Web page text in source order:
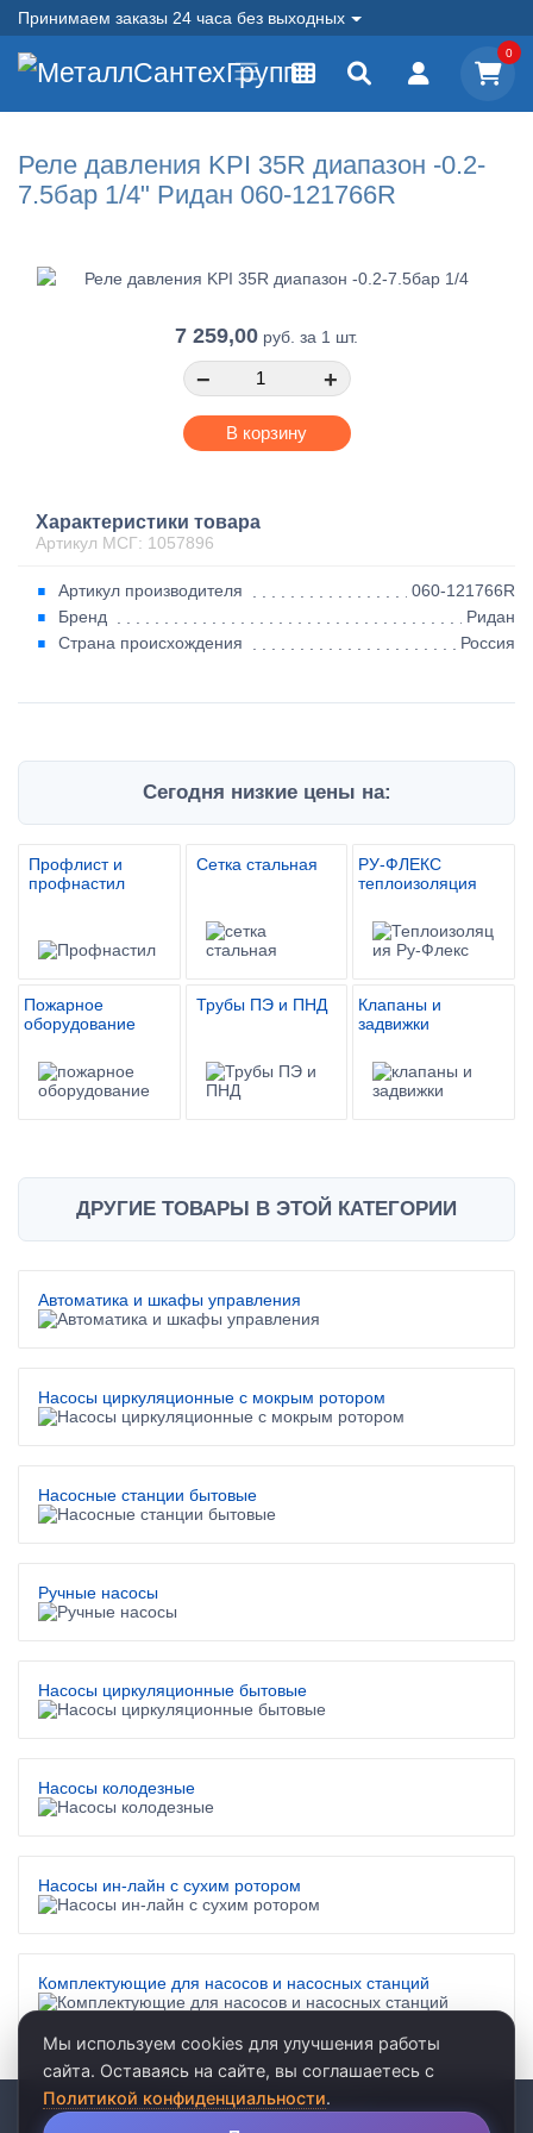
Принимаем заказы 24 часа без выходных
0
Реле давления KPI 35R диапазон -0.2-
7.5бар 1/4" Ридан 060-121766R
7 259,00 руб. за 1 шт.
− +
В корзину
Характеристики товара
Артикул МСГ: 1057896
Артикул производителя
060-121766R
Бренд
Ридан
Страна происхождения
Россия
Сегодня низкие цены на:
Профлист и
профнастил
Сетка стальная
РУ-ФЛЕКС
теплоизоляция
Пожарное
оборудование
Трубы ПЭ и ПНД
Клапаны и
задвижки
ДРУГИЕ ТОВАРЫ В ЭТОЙ КАТЕГОРИИ
Автоматика и шкафы управления
Насосы циркуляционные с мокрым ротором
Насосные станции бытовые
Ручные насосы
Насосы циркуляционные бытовые
Насосы колодезные
Насосы ин-лайн с сухим ротором
Комплектующие для насосов и насосных станций
© 2026 · ООО «АКВАРЕЛЬ»
Мы используем cookies для улучшения работы
сайта. Оставаясь на сайте, вы соглашаетесь с
Политикой конфиденциальности.